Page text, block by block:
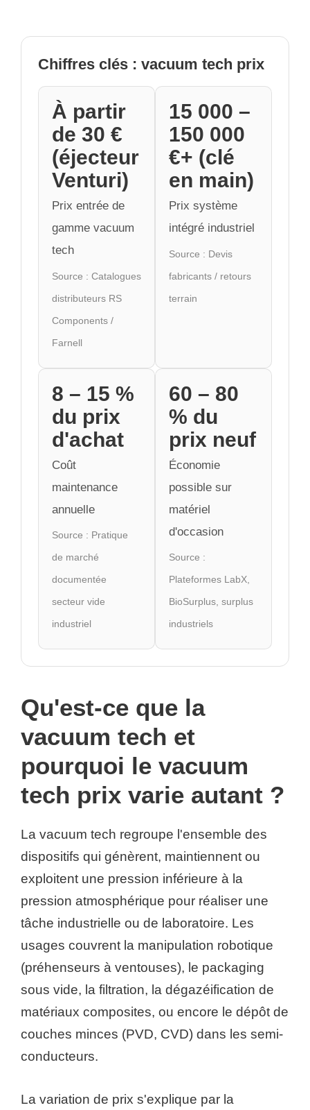
Chiffres clés : vacuum tech prix
À partir
de 30 €
(éjecteur
Venturi)
Prix entrée de
gamme vacuum
tech
Source : Catalogues
distributeurs RS
Components /
Farnell
15 000 –
150 000
€+ (clé
en main)
Prix système
intégré industriel
Source : Devis
fabricants / retours
terrain
8 – 15 %
du prix
d'achat
Coût
maintenance
annuelle
Source : Pratique
de marché
documentée
secteur vide
industriel
60 – 80
% du
prix neuf
Économie
possible sur
matériel
d'occasion
Source :
Plateformes LabX,
BioSurplus, surplus
industriels
Qu'est-ce que la
vacuum tech et
pourquoi le vacuum
tech prix varie autant ?
La vacuum tech regroupe l'ensemble des
dispositifs qui génèrent, maintiennent ou
exploitent une pression inférieure à la
pression atmosphérique pour réaliser une
tâche industrielle ou de laboratoire. Les
usages couvrent la manipulation robotique
(préhenseurs à ventouses), le packaging
sous vide, la filtration, la dégazéification de
matériaux composites, ou encore le dépôt de
couches minces (PVD, CVD) dans les semi-
conducteurs.
La variation de prix s'explique par la